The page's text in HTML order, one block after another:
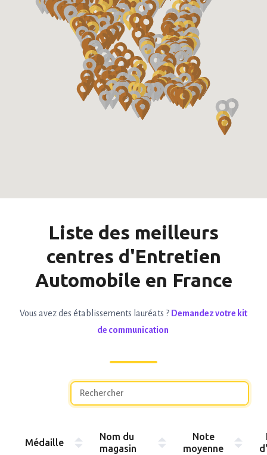
Liste des meilleurs
centres d'Entretien
Automobile en France
Vous avez des établissements lauréats ? Demandez votre kit
de communication
Médaille
Nom du
magasin
Note
moyenne